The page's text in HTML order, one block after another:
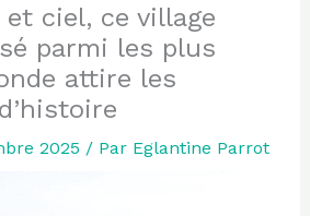
ciel, ce village
parmi les plus
attire les
2025 / Par Eglantine Parrot